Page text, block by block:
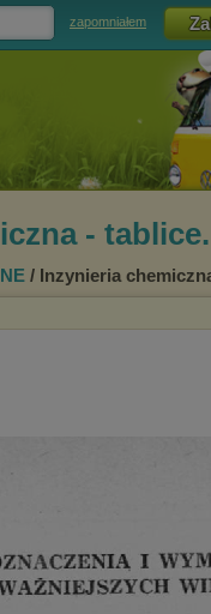
zapomniałem
-
/ Inzynieria